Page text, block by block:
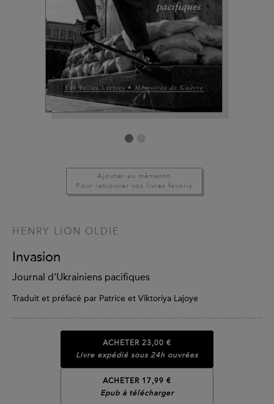
Ajouter au mémento
Pour retrouver vos livres favoris
HENRY LION OLDIE
Invasion
Journal d'Ukrainiens pacifiques
Traduit et préfacé par Patrice et Viktoriya Lajoye
ACHETER 23,00 €
Livre expédié sous 24h ouvrées
ACHETER 17,99 €
Epub à télécharger